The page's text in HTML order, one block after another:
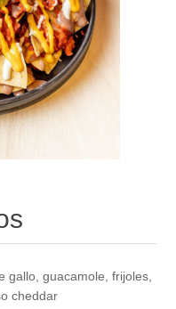
gallo, guacamole, frijoles,
cheddar